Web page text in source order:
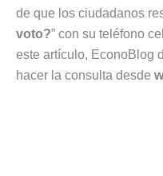
de que los ciudadanos
voto?” con su teléfono
este artículo, EconoBlog
hacer la consulta desde